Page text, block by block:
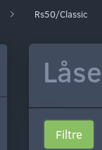
Rs50/Classic
Filtre